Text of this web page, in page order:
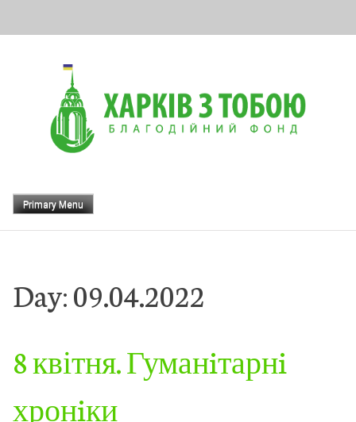
Primary Menu
Day:09.04.2022
8 квітня. Гуманiтарнi
хронiки